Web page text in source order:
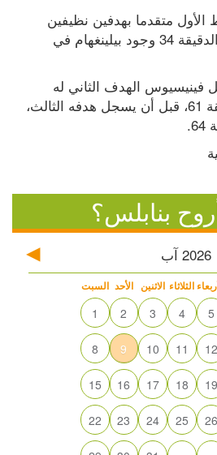
بنابلس؟
2026 آب
السبت الأحد الاثنين الثلاثاء
1 2 3 4 5
8 9 10 11 12
15 16 17 18 19
22 23 24 25 26